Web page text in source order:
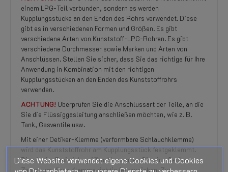
einem LPG-Teil verbunden, sondern es werden
Kupplungsstücke an den Enden des Rohrs verwendet. Diese
gibt es in verschiedenen Formen und Größen. Es gibt
verschiedene Arten von Kunststoff-LPG-Rohren. Es gibt
verschiedene Durchmesser sowie Marken und Arten von
Anschlüssen. Stellen Sie sicher, dass Sie das richtige für Ihre
Anwendung in Kombination mit den richtigen
Kupplungsstücken an den Enden des Kunststoffrohrs
verwenden.
ACHTUNG! Überprüfen Sie die Anschlussart der Teile, an die
Sie die Flüssiggasleitung anschließen möchten, wie z. B.
Tank, Gasventile usw.
Mit einer Oetiker-Klemme (verformbare Schlauchklemme)
wird das Kunststoffrohr am Kupplungsstück festgeklemmt.
Dies ist im Preis inbegriffen. Verwenden Sie eine Oetiker-
Zange, um diese Klemme richtig festzuziehen. Zur
Diese Website verwendet eigene Cookies und Cookies